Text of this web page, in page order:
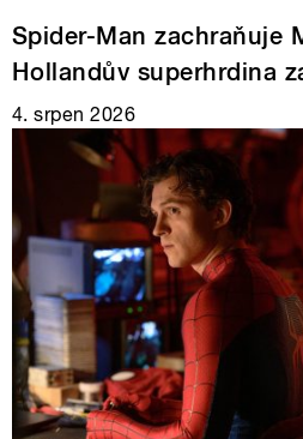
Spider-Man zachraňuje
Hollandův superhrdina
4. srpen 2026